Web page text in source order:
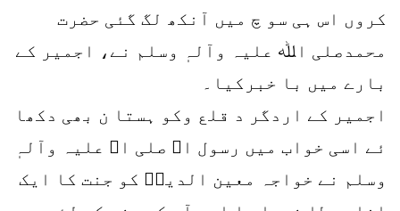
کروں اس ہی سو چ میں آنکھ لگ گئی حضرت
محمدصلی اﷲ علیہ وآلہٖ وسلم نے، اجمیر کے
بارے میں با خبرکیا۔
اجمیر کے اردگر د قلع وکو ہستا ن بھی دکھا
ئے اسی خواب میں رسول اﷲ صلی اﷲ علیہ وآلہٖ
وسلم نے خواجہ معین الدینؒ کو جنت کا ایک